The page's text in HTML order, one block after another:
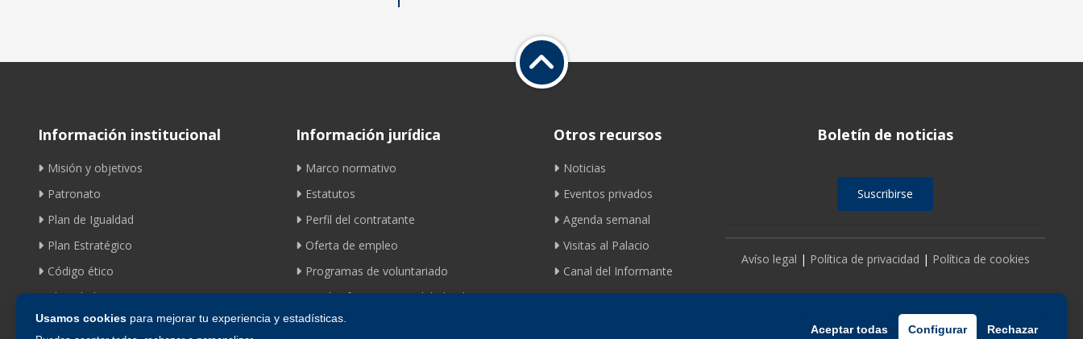
Usamos cookies para mejorar tu experiencia y estadísticas.
Aceptar todas Configurar Rechazar
Información institucional
Misión y objetivos
Patronato
Plan de Igualdad
Plan Estratégico
Código ético
Identidad corporativa
Información jurídica
Marco normativo
Estatutos
Perfil del contratante
Oferta de empleo
Programas de voluntariado
Ayudas fomento movilidad ciclista
Otros recursos
Noticias
Eventos privados
Agenda semanal
Visitas al Palacio
Canal del Informante
Contacto
Boletín de noticias
Suscribirse
Avíso legal | Política de privacidad | Política de cookies